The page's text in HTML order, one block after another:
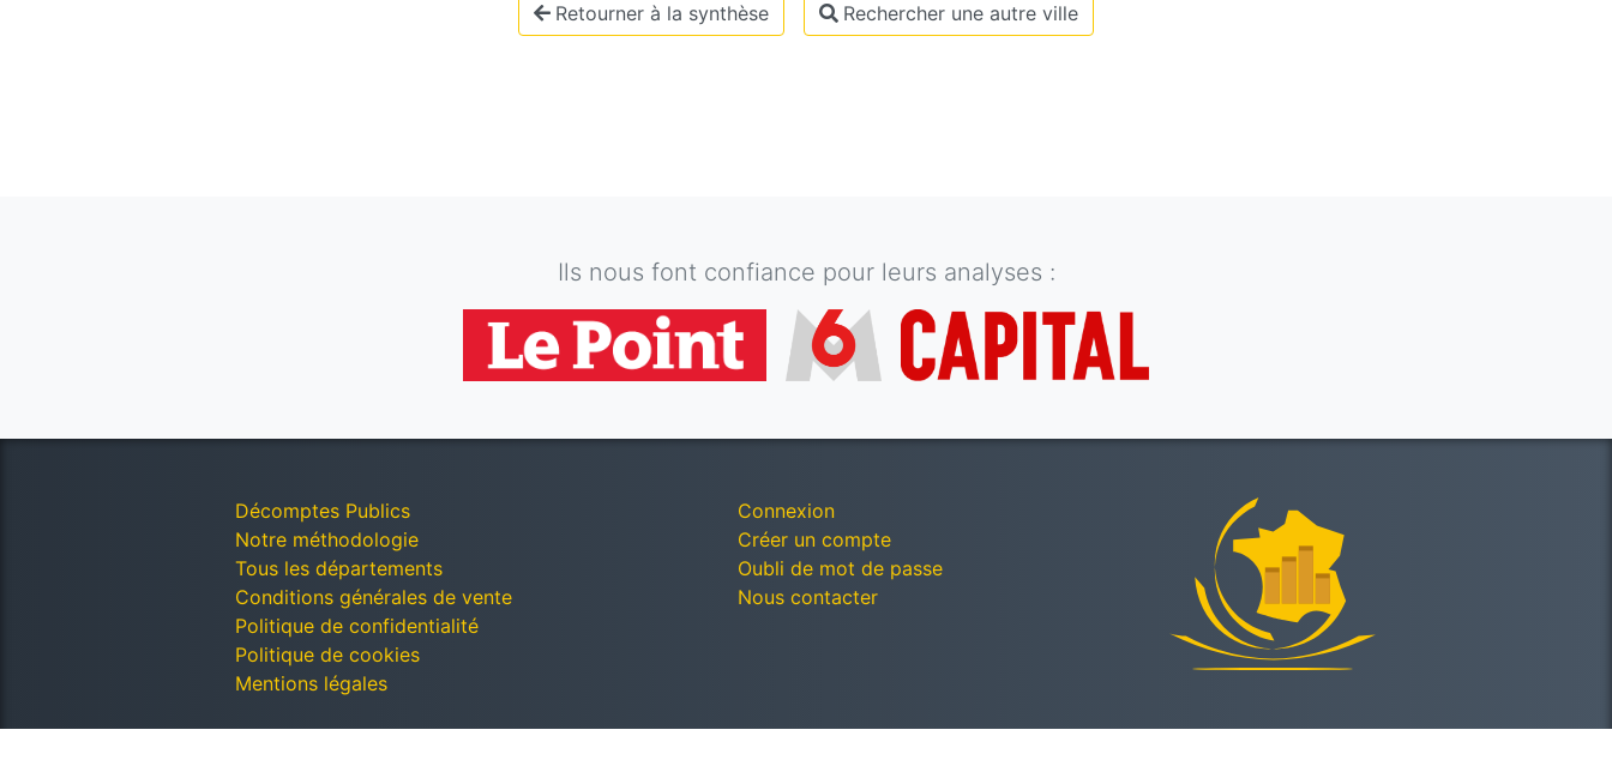
Retourner à la synthèse Rechercher une autre ville
Ils nous font confiance pour leurs analyses :
Décomptes Publics
Notre méthodologie
Tous les départements
Conditions générales de vente
Politique de confidentialité
Politique de cookies
Mentions légales
Connexion
Créer un compte
Oubli de mot de passe
Nous contacter